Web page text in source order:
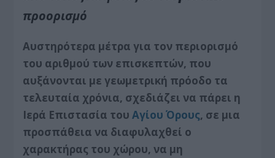
προορισμό
Aυστηρότερα μέτρα για τον περιορισμό
του αριθμού των επισκεπτών, που
αυξάνονται με γεωμετρική πρόοδο τα
τελευταία χρόνια, σχεδιάζει να πάρει η
Ιερά Επιστασία τουΑγίου Όρους, σε μια
προσπάθεια να διαφυλαχθεί ο
χαρακτήρας του χώρου, να μη